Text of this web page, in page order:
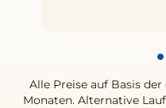
Alle Preise auf Basis
Monaten. Alternative